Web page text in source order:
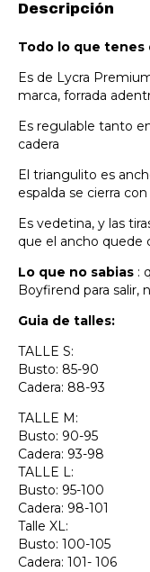
Descripción
Todo lo que tenes
Es de Lycra
marca, forrada
Es regulable tanto
cadera
El triangulito es
espalda se cierra
Es vedetina, y las
que el ancho quede
Lo que no sabias :
Boyfirend para salir,
Guia de talles:
TALLE S:
Busto: 85-90
Cadera: 88-93
TALLE M:
Busto: 90-95
Cadera: 93-98
TALLE L:
Busto: 95-100
Cadera: 98-101
Talle XL:
Busto: 100-105
Cadera: 101- 106